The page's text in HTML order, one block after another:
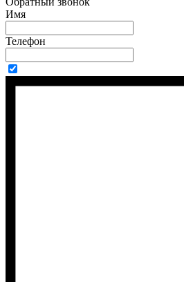
Имя
Телефон